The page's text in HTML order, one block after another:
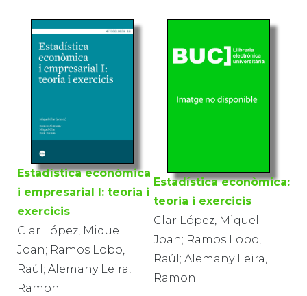
Estadística econòmica
i empresarial I: teoria i
exercicis
Clar López, Miquel
Joan; Ramos Lobo,
Raúl; Alemany Leira,
Ramon
Estadística econòmica:
teoria i exercicis
Clar López, Miquel
Joan; Ramos Lobo,
Raúl; Alemany Leira,
Ramon